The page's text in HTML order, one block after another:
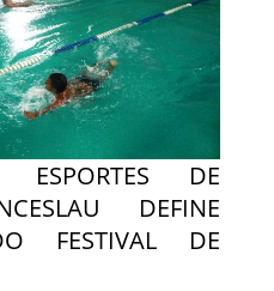
ESPORTES DE
DEFINE
FESTIVAL DE